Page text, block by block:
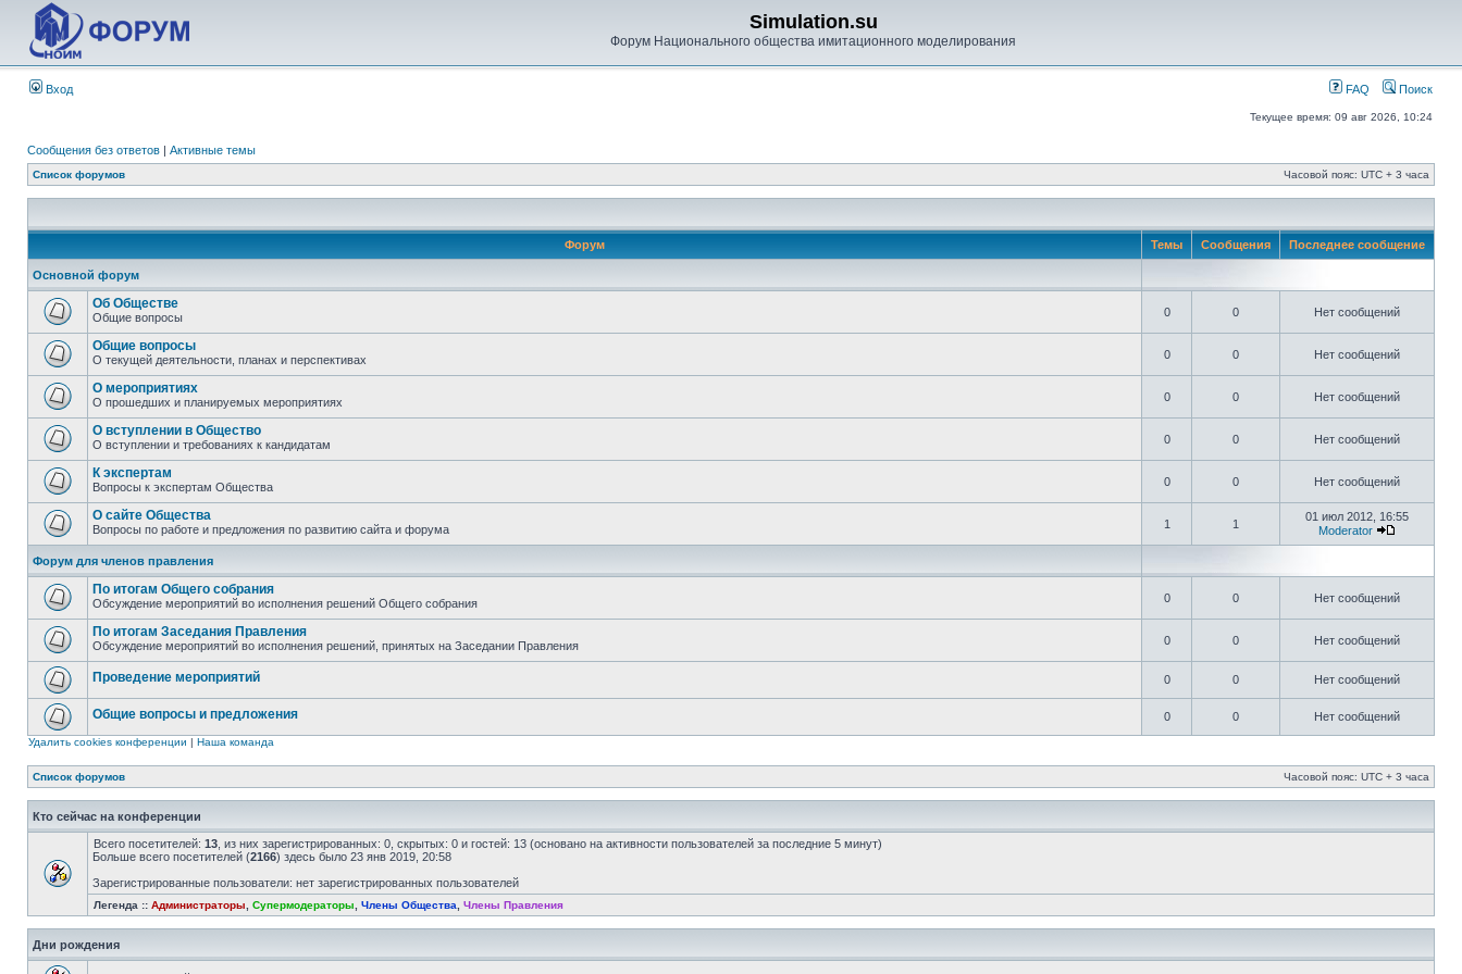
Simulation.su
Форум Национального общества имитационного моделирования
Вход FAQ Поиск
Текущее время: 09 авг 2026, 10:24
Сообщения без ответов | Активные темы
Список форумов Часовой пояс: UTC + 3 часа
Форум Темы Сообщения Последнее сообщение
Основной форум
Об Обществе
Общие вопросы 0 0 Нет сообщений
Общие вопросы
О текущей деятельности, планах и перспективах 0 0 Нет сообщений
О мероприятиях
О прошедших и планируемых мероприятиях 0 0 Нет сообщений
О вступлении в Общество
О вступлении и требованиях к кандидатам 0 0 Нет сообщений
К экспертам
Вопросы к экспертам Общества 0 0 Нет сообщений
О сайте Общества
Вопросы по работе и предложения по развитию сайта и форума 1 1
01 июл 2012, 16:55
Moderator
Форум для членов правления
По итогам Общего собрания
Обсуждение мероприятий во исполнения решений Общего собрания 0 0 Нет сообщений
По итогам Заседания Правления
Обсуждение мероприятий во исполнения решений, принятых на Заседании Правления 0 0 Нет сообщений
Проведение мероприятий 0 0 Нет сообщений
Общие вопросы и предложения 0 0 Нет сообщений
Удалить cookies конференции | Наша команда
Список форумов Часовой пояс: UTC + 3 часа
Кто сейчас на конференции
Всего посетителей: 13 , из них зарегистрированных: 0, скрытых: 0 и гостей: 13 (основано на активности пользователей за последние 5 минут)
Больше всего посетителей (2166) здесь было 23 янв 2019, 20:58
Зарегистрированные пользователи: нет зарегистрированных пользователей
Легенда :: Администраторы Супермодераторы Члены Общества Члены Правления
Дни рождения